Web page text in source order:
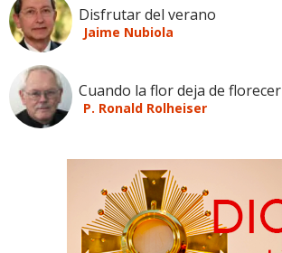
Disfrutar del verano
Jaime Nubiola
Cuando la flor deja de florecer
P. Ronald Rolheiser